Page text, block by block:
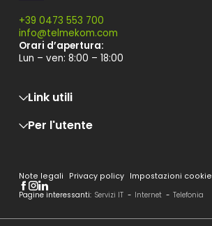
+39 0473 553 700
info@telmekom.com
Orari d’apertura:
Lun – ven: 8:00 – 18:00
Link utili
Lavora con noi
Per l'utente
Reclami
Standard qualità e indennizzi
Guida alla lettura della bolletta
Servizio di conciliazione Arera
Nota informativa clienti Energy
Note legali Privacy policy Impostazioni cookie
Pagine interessanti: Servizi IT - Internet - Telefonia